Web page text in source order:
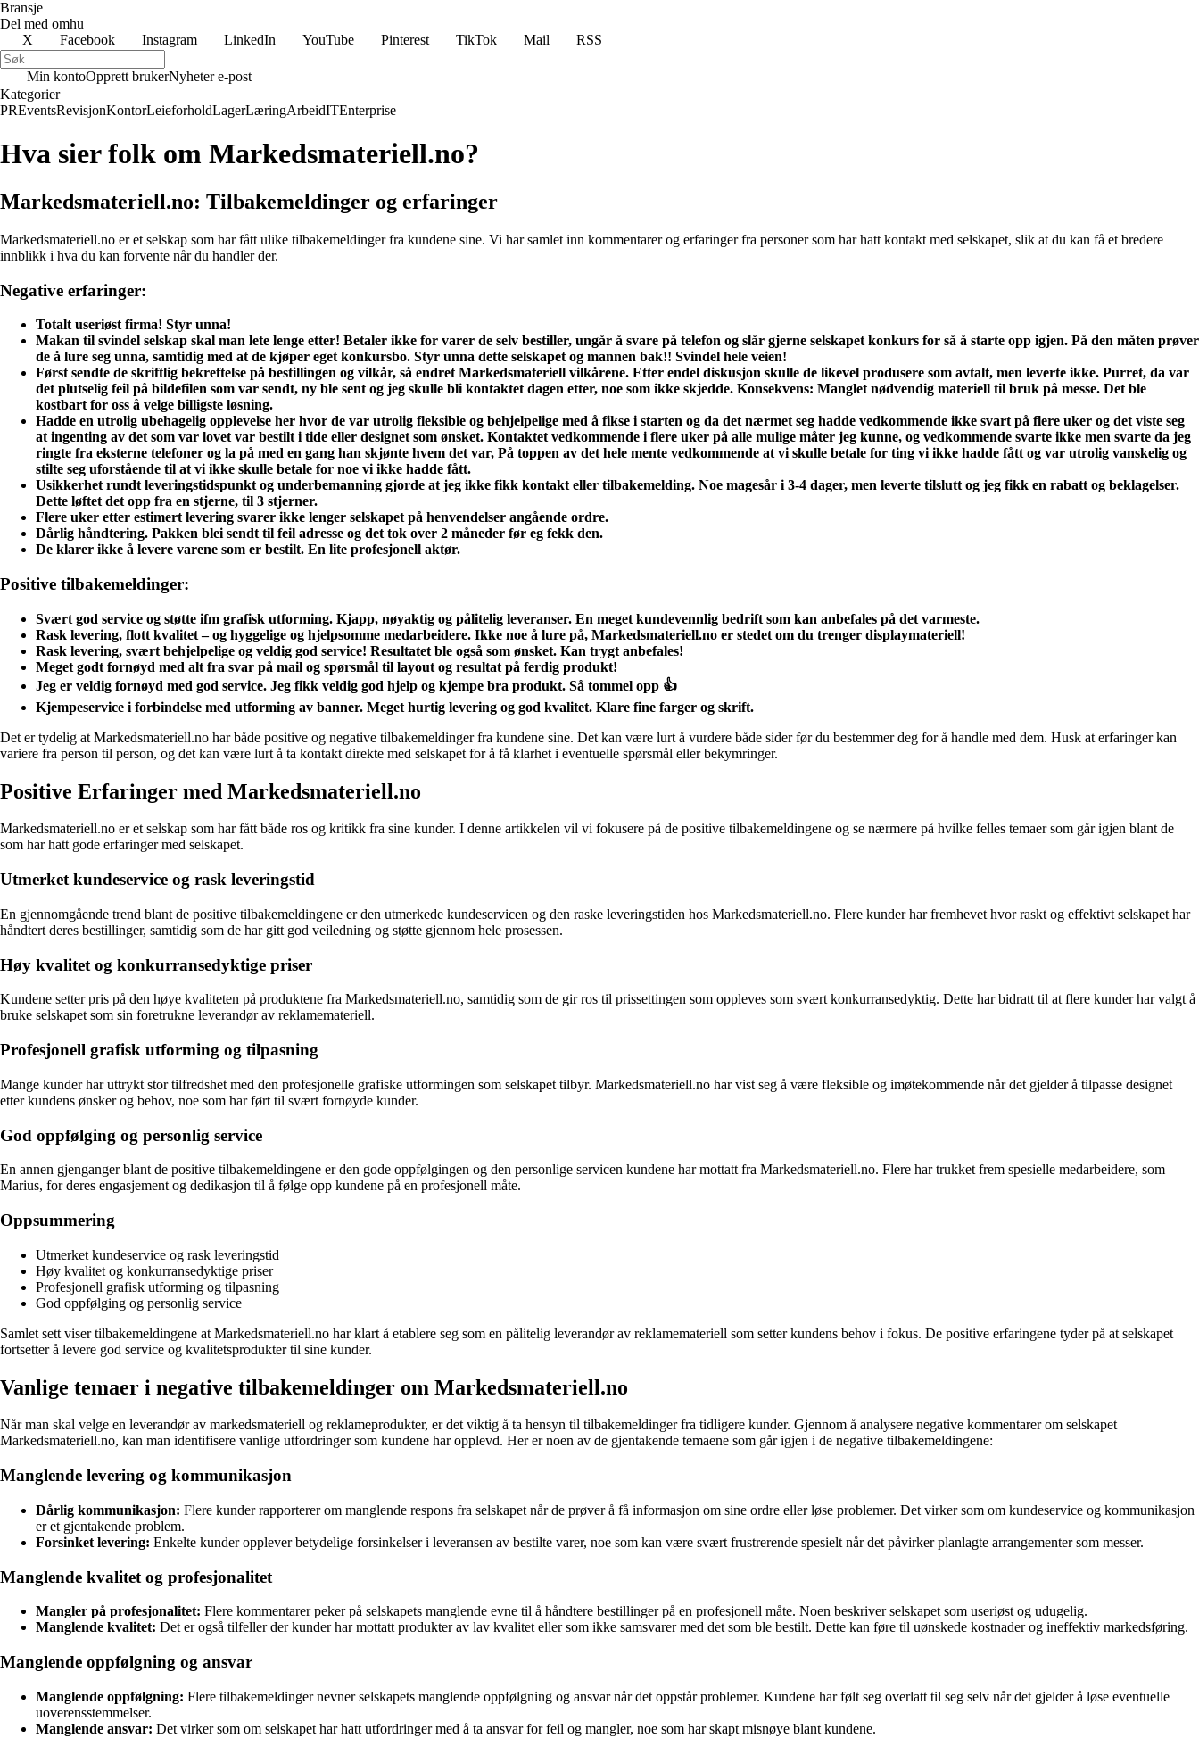
Bransje
Del med omhu
X
Facebook Instagram LinkedIn YouTube Pinterest TikTok Mail RSS
Min kontoOpprett brukerNyheter e-post
Kategorier
PREventsRevisjonKontorLeieforholdLagerLæringArbeidITEnterprise
Hva sier folk om Markedsmateriell.no?
Markedsmateriell.no: Tilbakemeldinger og erfaringer
Markedsmateriell.no er et selskap som har fått ulike tilbakemeldinger fra kundene sine. Vi har samlet inn kommentarer og erfaringer fra personer som har hatt kontakt med selskapet, slik at du kan få et bredere
innblikk i hva du kan forvente når du handler der.
Negative erfaringer:
Totalt useriøst firma! Styr unna!
Makan til svindel selskap skal man lete lenge etter! Betaler ikke for varer de selv bestiller, ungår å svare på telefon og slår gjerne selskapet konkurs for så å starte opp igjen. På den måten prøver
de å lure seg unna, samtidig med at de kjøper eget konkursbo. Styr unna dette selskapet og mannen bak!! Svindel hele veien!
Først sendte de skriftlig bekreftelse på bestillingen og vilkår, så endret Markedsmateriell vilkårene. Etter endel diskusjon skulle de likevel produsere som avtalt, men leverte ikke. Purret, da var
det plutselig feil på bildefilen som var sendt, ny ble sent og jeg skulle bli kontaktet dagen etter, noe som ikke skjedde. Konsekvens: Manglet nødvendig materiell til bruk på messe. Det ble
kostbart for oss å velge billigste løsning.
Hadde en utrolig ubehagelig opplevelse her hvor de var utrolig fleksible og behjelpelige med å fikse i starten og da det nærmet seg hadde vedkommende ikke svart på flere uker og det viste seg
at ingenting av det som var lovet var bestilt i tide eller designet som ønsket. Kontaktet vedkommende i flere uker på alle mulige måter jeg kunne, og vedkommende svarte ikke men svarte da jeg
ringte fra eksterne telefoner og la på med en gang han skjønte hvem det var, På toppen av det hele mente vedkommende at vi skulle betale for ting vi ikke hadde fått og var utrolig vanskelig og
stilte seg uforstående til at vi ikke skulle betale for noe vi ikke hadde fått.
Usikkerhet rundt leveringstidspunkt og underbemanning gjorde at jeg ikke fikk kontakt eller tilbakemelding. Noe magesår i 3-4 dager, men leverte tilslutt og jeg fikk en rabatt og beklagelser.
Dette løftet det opp fra en stjerne, til 3 stjerner.
Flere uker etter estimert levering svarer ikke lenger selskapet på henvendelser angående ordre.
Dårlig håndtering. Pakken blei sendt til feil adresse og det tok over 2 måneder før eg fekk den.
De klarer ikke å levere varene som er bestilt. En lite profesjonell aktør.
Positive tilbakemeldinger:
Svært god service og støtte ifm grafisk utforming. Kjapp, nøyaktig og pålitelig leveranser. En meget kundevennlig bedrift som kan anbefales på det varmeste.
Rask levering, flott kvalitet – og hyggelige og hjelpsomme medarbeidere. Ikke noe å lure på, Markedsmateriell.no er stedet om du trenger displaymateriell!
Rask levering, svært behjelpelige og veldig god service! Resultatet ble også som ønsket. Kan trygt anbefales!
Meget godt fornøyd med alt fra svar på mail og spørsmål til layout og resultat på ferdig produkt!
Jeg er veldig fornøyd med god service. Jeg fikk veldig god hjelp og kjempe bra produkt. Så tommel opp 👍
Kjempeservice i forbindelse med utforming av banner. Meget hurtig levering og god kvalitet. Klare fine farger og skrift.
Det er tydelig at Markedsmateriell.no har både positive og negative tilbakemeldinger fra kundene sine. Det kan være lurt å vurdere både sider før du bestemmer deg for å handle med dem. Husk at erfaringer kan
variere fra person til person, og det kan være lurt å ta kontakt direkte med selskapet for å få klarhet i eventuelle spørsmål eller bekymringer.
Positive Erfaringer med Markedsmateriell.no
Markedsmateriell.no er et selskap som har fått både ros og kritikk fra sine kunder. I denne artikkelen vil vi fokusere på de positive tilbakemeldingene og se nærmere på hvilke felles temaer som går igjen blant de
som har hatt gode erfaringer med selskapet.
Utmerket kundeservice og rask leveringstid
En gjennomgående trend blant de positive tilbakemeldingene er den utmerkede kundeservicen og den raske leveringstiden hos Markedsmateriell.no. Flere kunder har fremhevet hvor raskt og effektivt selskapet har
håndtert deres bestillinger, samtidig som de har gitt god veiledning og støtte gjennom hele prosessen.
Høy kvalitet og konkurransedyktige priser
Kundene setter pris på den høye kvaliteten på produktene fra Markedsmateriell.no, samtidig som de gir ros til prissettingen som oppleves som svært konkurransedyktig. Dette har bidratt til at flere kunder har valgt å
bruke selskapet som sin foretrukne leverandør av reklamemateriell.
Profesjonell grafisk utforming og tilpasning
Mange kunder har uttrykt stor tilfredshet med den profesjonelle grafiske utformingen som selskapet tilbyr. Markedsmateriell.no har vist seg å være fleksible og imøtekommende når det gjelder å tilpasse designet
etter kundens ønsker og behov, noe som har ført til svært fornøyde kunder.
God oppfølging og personlig service
En annen gjenganger blant de positive tilbakemeldingene er den gode oppfølgingen og den personlige servicen kundene har mottatt fra Markedsmateriell.no. Flere har trukket frem spesielle medarbeidere, som
Marius, for deres engasjement og dedikasjon til å følge opp kundene på en profesjonell måte.
Oppsummering
Utmerket kundeservice og rask leveringstid
Høy kvalitet og konkurransedyktige priser
Profesjonell grafisk utforming og tilpasning
God oppfølging og personlig service
Samlet sett viser tilbakemeldingene at Markedsmateriell.no har klart å etablere seg som en pålitelig leverandør av reklamemateriell som setter kundens behov i fokus. De positive erfaringene tyder på at selskapet
fortsetter å levere god service og kvalitetsprodukter til sine kunder.
Vanlige temaer i negative tilbakemeldinger om Markedsmateriell.no
Når man skal velge en leverandør av markedsmateriell og reklameprodukter, er det viktig å ta hensyn til tilbakemeldinger fra tidligere kunder. Gjennom å analysere negative kommentarer om selskapet
Markedsmateriell.no, kan man identifisere vanlige utfordringer som kundene har opplevd. Her er noen av de gjentakende temaene som går igjen i de negative tilbakemeldingene:
Manglende levering og kommunikasjon
Dårlig kommunikasjon: Flere kunder rapporterer om manglende respons fra selskapet når de prøver å få informasjon om sine ordre eller løse problemer. Det virker som om kundeservice og kommunikasjon
er et gjentakende problem.
Forsinket levering: Enkelte kunder opplever betydelige forsinkelser i leveransen av bestilte varer, noe som kan være svært frustrerende spesielt når det påvirker planlagte arrangementer som messer.
Manglende kvalitet og profesjonalitet
Mangler på profesjonalitet: Flere kommentarer peker på selskapets manglende evne til å håndtere bestillinger på en profesjonell måte. Noen beskriver selskapet som useriøst og udugelig.
Manglende kvalitet: Det er også tilfeller der kunder har mottatt produkter av lav kvalitet eller som ikke samsvarer med det som ble bestilt. Dette kan føre til uønskede kostnader og ineffektiv markedsføring.
Manglende oppfølgning og ansvar
Manglende oppfølgning: Flere tilbakemeldinger nevner selskapets manglende oppfølgning og ansvar når det oppstår problemer. Kundene har følt seg overlatt til seg selv når det gjelder å løse eventuelle
uoverensstemmelser.
Manglende ansvar: Det virker som om selskapet har hatt utfordringer med å ta ansvar for feil og mangler, noe som har skapt misnøye blant kundene.